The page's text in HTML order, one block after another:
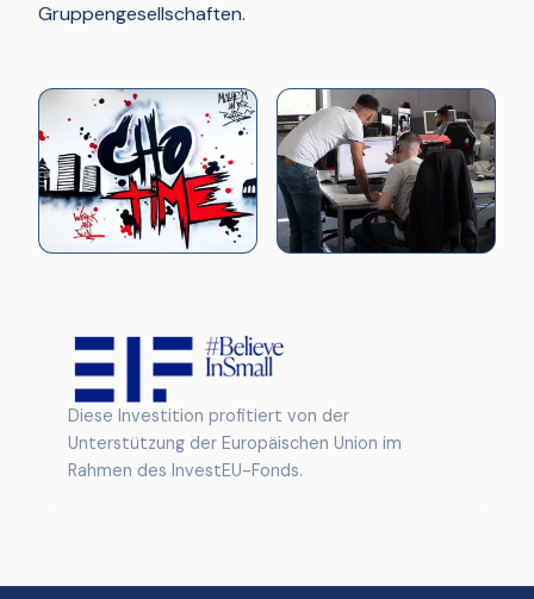
Gruppengesellschaften.
Diese Investition profitiert von der
Unterstützung der Europäischen Union im
Rahmen des InvestEU-Fonds.